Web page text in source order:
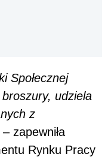
Społecznej
udziela
z
– zapewniła
Rynku Pracy